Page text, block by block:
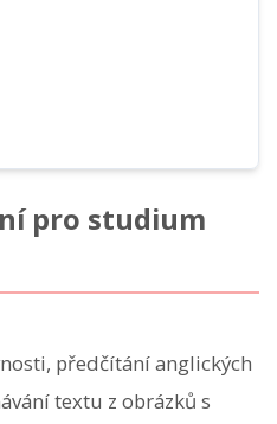
pro studium
předčítání anglických
textu z obrázků s